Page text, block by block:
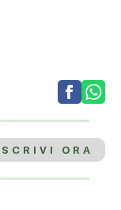
SCRIVI ORA